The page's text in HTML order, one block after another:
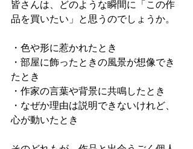
皆さんは、どのような瞬間に「この作
品を買いたい」と思うのでしょうか。
・色や形に惹かれたとき
・部屋に飾ったときの風景が想像でき
たとき
・作家の言葉や背景に共鳴したとき
・なぜか理由は説明できないけれど、
心が動いたとき